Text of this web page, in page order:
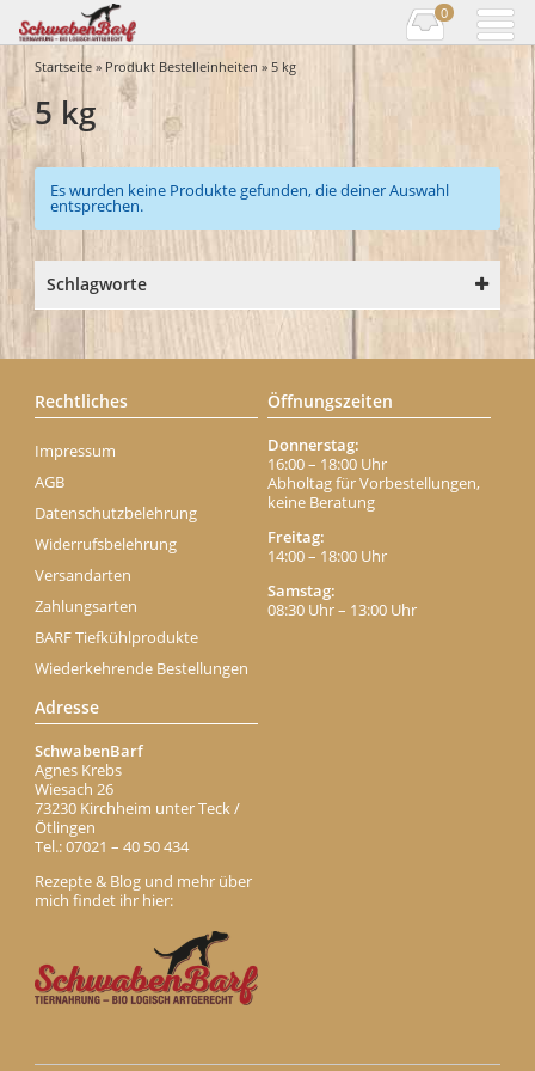
0
Startseite » Produkt Bestelleinheiten » 5 kg
5 kg
Es wurden keine Produkte gefunden, die deiner Auswahl
entsprechen.
Schlagworte
Rechtliches
Impressum
AGB
Datenschutzbelehrung
Widerrufsbelehrung
Versandarten
Zahlungsarten
BARF Tiefkühlprodukte
Wiederkehrende Bestellungen
Öffnungszeiten
Donnerstag:
16:00 – 18:00 Uhr
Abholtag für Vorbestellungen,
keine Beratung
Freitag:
14:00 – 18:00 Uhr
Samstag:
08:30 Uhr – 13:00 Uhr
Adresse
SchwabenBarf
Agnes Krebs
Wiesach 26
73230 Kirchheim unter Teck /
Ötlingen
Tel.: 07021 – 40 50 434
Rezepte & Blog und mehr über
mich findet ihr hier: